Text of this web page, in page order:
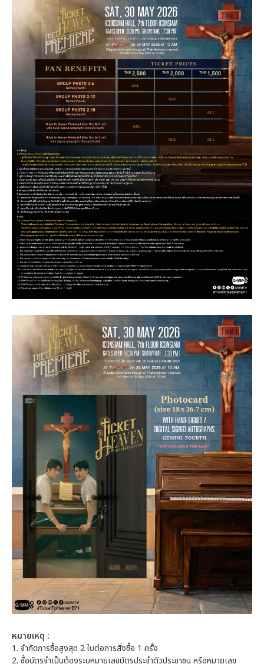
หมายเหตุ :
1. จำกัดการซื้อสูงสุด 2 ใบต่อการสั่งซื้อ 1 ครั้ง
2. ซื้อบัตรจำเป็นต้องระบุหมายเลขบัตรประจำตัวประชาชน หรือหมายเลข